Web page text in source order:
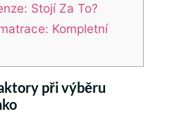
Stojí Za To?
Kompletní
při výběru